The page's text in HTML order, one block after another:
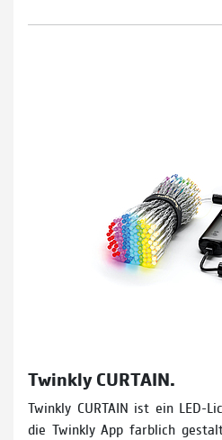
Twinkly CURTAIN.
Twinkly CURTAIN ist ein LED-
die Twinkly App farblich